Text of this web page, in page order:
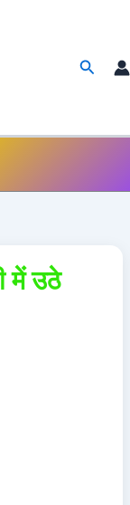
में उठे